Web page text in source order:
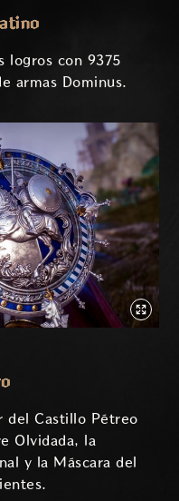
logros con 9375
armas Dominus.
del Castillo Pétreo
Olvidada, la
y la Máscara del